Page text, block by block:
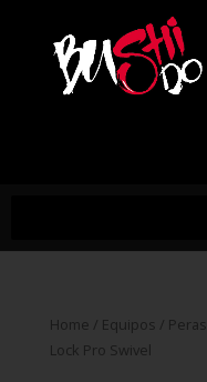
Home / Equipos / Peras
Lock Pro Swivel